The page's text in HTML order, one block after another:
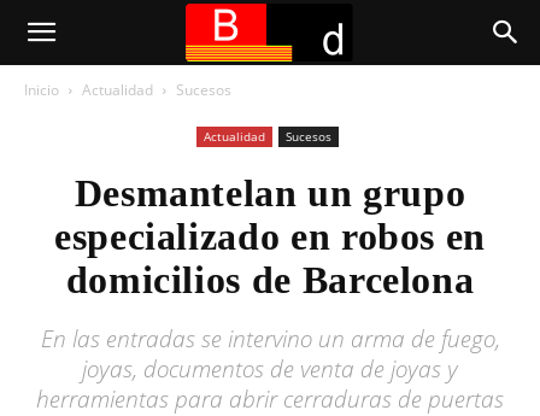
Inicio Actualidad Sucesos
Actualidad Sucesos
Desmantelan un grupo
especializado en robos en
domicilios de Barcelona
En las entradas se intervino un arma de fuego,
joyas, documentos de venta de joyas y
herramientas para abrir cerraduras de puertas